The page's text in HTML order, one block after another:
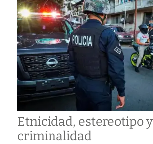
Etnicidad, estereotipo y
criminalidad